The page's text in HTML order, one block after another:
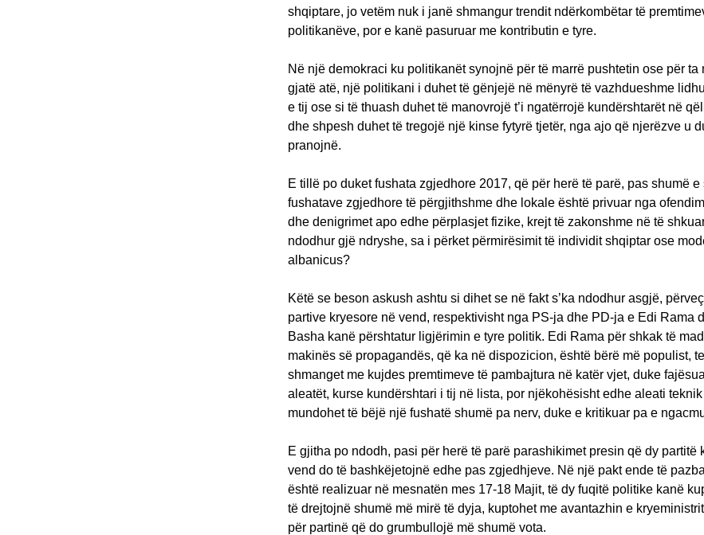
shqiptare, jo vetëm nuk i janë shmangur trendit ndërkombëtar të
politikanëve, por e kanë pasuruar me kontributin e tyre.
Në një demokraci ku politikanët synojnë për të marrë pushtetin ose për ta
gjatë atë, një politikani i duhet të gënjejë në mënyrë të vazhdueshme
e tij ose si të thuash duhet të manovrojë t’i ngatërrojë kundërshtarët në
dhe shpesh duhet të tregojë një kinse fytyrë tjetër, nga ajo që njerëzve u
pranojnë.
E tillë po duket fushata zgjedhore 2017, që për herë të parë, pas shumë e
fushatave zgjedhore të përgjithshme dhe lokale është privuar nga
dhe denigrimet apo edhe përplasjet fizike, krejt të zakonshme në të
ndodhur gjë ndryshe, sa i përket përmirësimit të individit shqiptar ose
albanicus?
Këtë se beson askush ashtu si dihet se në fakt s’ka ndodhur asgjë,
partive kryesore në vend, respektivisht nga PS-ja dhe PD-ja e Edi Rama
Basha kanë përshtatur ligjërimin e tyre politik. Edi Rama për shkak të
makinës së propagandës, që ka në dispozicion, është bërë më populist,
shmanget me kujdes premtimeve të pambajtura në katër vjet, duke
aleatët, kurse kundërshtari i tij në lista, por njëkohësisht edhe aleati
mundohet të bëjë një fushatë shumë pa nerv, duke e kritikuar pa e
E gjitha po ndodh, pasi për herë të parë parashikimet presin që dy partitë
vend do të bashkëjetojnë edhe pas zgjedhjeve. Në një pakt ende të
është realizuar në mesnatën mes 17-18 Majit, të dy fuqitë politike kanë
të drejtojnë shumë më mirë të dyja, kuptohet me avantazhin e
për partinë që do grumbullojë më shumë vota.